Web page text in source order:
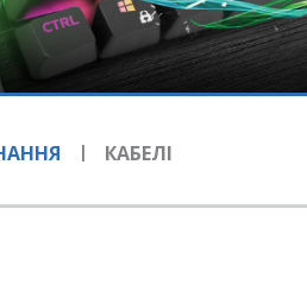
КАБЕЛI